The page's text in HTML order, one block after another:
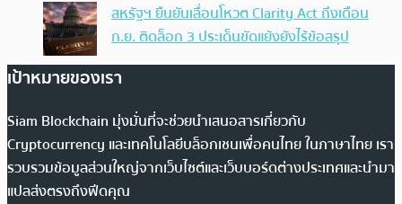
สหรัฐฯ ยืนยันเลื่อนโหวต Clarity Act ถึงเดือน
ก.ย. ติดล็อก 3 ประเด็นขัดแย้งยังไร้ข้อสรุป
เป้าหมายของเรา
Siam Blockchain มุ่งมั่นที่จะช่วยนำเสนอสารเกี่ยวกับ
Cryptocurrency และเทคโนโลยีบล็อกเชนเพื่อคนไทย ในภาษาไทย เรา
รวบรวมข้อมูลส่วนใหญ่จากเว็บไซต์และเว็บบอร์ดต่างประเทศและนำมา
แปลส่งตรงถึงฟีดคุณ